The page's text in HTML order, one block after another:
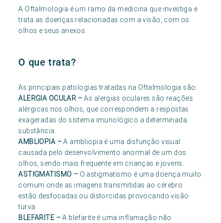
A Oftalmologia é um ramo da medicina que investiga e
trata as doenças relacionadas com a visão, com os
olhos e seus anexos.
O que trata?
As principais patologias tratadas na Oftalmologia são:
ALERGIA OCULAR –As alergias oculares são reações
alérgicas nos olhos, que correspondem a respostas
exageradas do sistema imunológico a determinada
substância.
AMBLIOPIA –A ambliopia é uma disfunção visual
causada pelo desenvolvimento anormal de um dos
olhos, sendo mais frequente em crianças e jovens.
ASTIGMATISMO – O astigmatismo é uma doença muito
comum onde as imagens transmitidas ao cérebro
estão desfocadas ou distorcidas provocando visão
turva.
BLEFARITE –A blefarite é uma inflamação não